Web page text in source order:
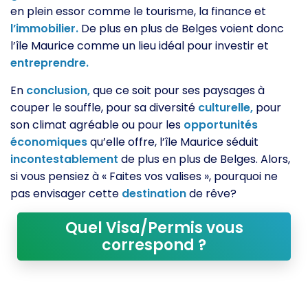
en plein essor comme le tourisme, la finance et
l’immobilier. De plus en plus de Belges voient donc
l’île Maurice comme un lieu idéal pour investir et
entreprendre.
En conclusion,que ce soit pour ses paysages à
couper le souffle, pour sa diversité culturelle, pour
son climat agréable ou pour les opportunités
économiquesqu’elle offre, l’île Maurice séduit
incontestablement de plus en plus de Belges. Alors,
si vous pensiez à « Faites vos valises », pourquoi ne
pas envisager cette destinationde rêve?
Quel Visa/Permis vous
correspond ?